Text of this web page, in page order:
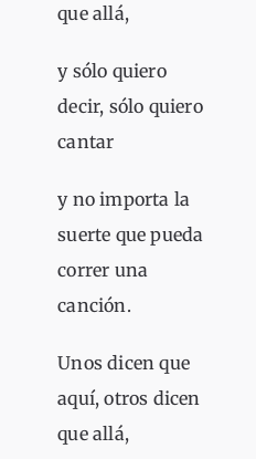
que allá,
y sólo quiero
decir, sólo quiero
cantar
y no importa la
suerte que pueda
correr una
canción.
Unos dicen que
aquí, otros dicen
que allá,